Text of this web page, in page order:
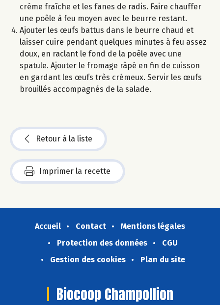
crème fraîche et les fanes de radis. Faire chauffer
une poêle à feu moyen avec le beurre restant.
Ajouter les œufs battus dans le beurre chaud et
laisser cuire pendant quelques minutes à feu assez
doux, en raclant le fond de la poêle avec une
spatule. Ajouter le fromage râpé en fin de cuisson
en gardant les œufs très crémeux. Servir les œufs
brouillés accompagnés de la salade.
Retour à la liste
Imprimer la recette
Accueil Contact
Mentions légales
Protection des données
CGU
Gestion des cookies
Plan du site
Biocoop Champollion